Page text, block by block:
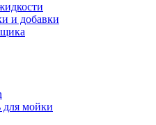
и добавки
мойки